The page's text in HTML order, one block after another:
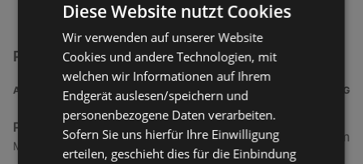
Pimkie Filialen in der Nähe
ADRESSE ENTFERNUNG
Pimkie - Innsbruck
Museumstraße 38, 6020 Innsbruck
138,01 km
Diese Website nutzt Cookies
Wir verwenden auf unserer Website
Cookies und andere Technologien, mit
welchen wir Informationen auf Ihrem
Endgerät auslesen/speichern und
personenbezogene Daten verarbeiten.
Sofern Sie uns hierfür Ihre Einwilligung
erteilen, geschieht dies für die Einbindung